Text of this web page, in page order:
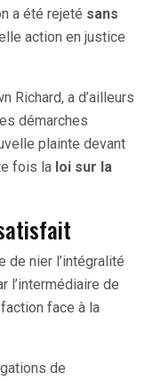
a été rejeté sans
action en justice
Richard, a d’ailleurs
démarches
plainte devant
fois la loi sur la
de nier l’intégralité
l’intermédiaire de
face à la
de